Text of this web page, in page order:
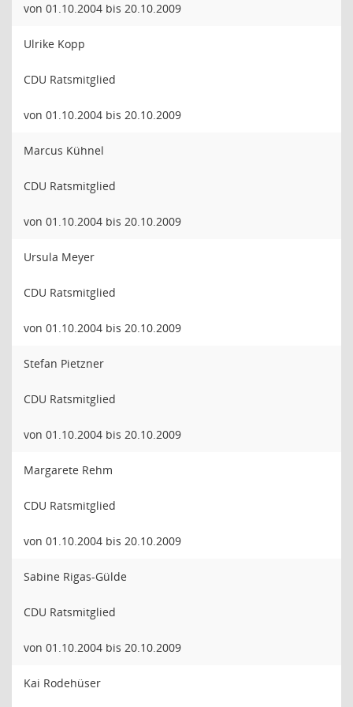
von 01.10.2004 bis 20.10.2009
Ulrike Kopp
CDU Ratsmitglied
von 01.10.2004 bis 20.10.2009
Marcus Kühnel
CDU Ratsmitglied
von 01.10.2004 bis 20.10.2009
Ursula Meyer
CDU Ratsmitglied
von 01.10.2004 bis 20.10.2009
Stefan Pietzner
CDU Ratsmitglied
von 01.10.2004 bis 20.10.2009
Margarete Rehm
CDU Ratsmitglied
von 01.10.2004 bis 20.10.2009
Sabine Rigas-Gülde
CDU Ratsmitglied
von 01.10.2004 bis 20.10.2009
Kai Rodehüser